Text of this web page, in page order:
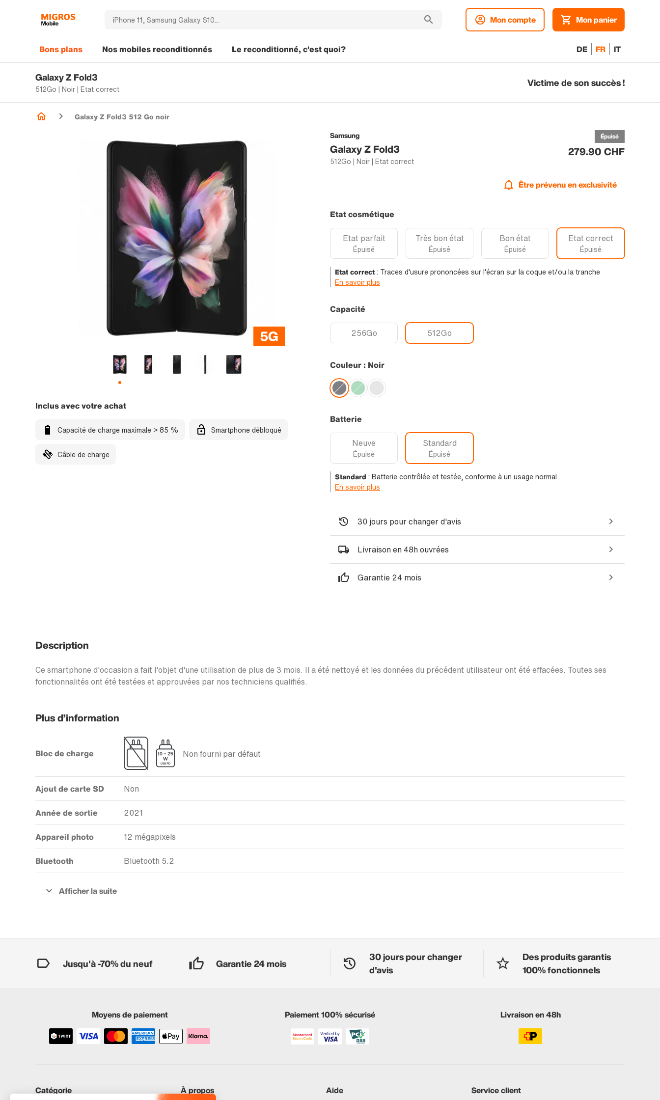
Mon compte Mon panier
DE FR IT
Bons plans Nos mobiles reconditionnés Le reconditionné, c'est quoi?
Galaxy Z Fold3
512Go | Noir | Etat correct
Victime de son succès !
Galaxy Z Fold3 512 Go noir
Samsung
Galaxy Z Fold3
512Go | Noir | Etat correct
Épuisé
Inclus avec votre achat
Capacité de charge maximale > 85 % Smartphone débloqué
Câble de charge
279.90 CHF
Être prévenu en exclusivité
Etat cosmétique
Etat parfait
Épuisé
Très bon état
Épuisé
Bon état
Épuisé
Etat correct
Épuisé
Etat correct: Traces d'usure prononcées sur l'écran sur la coque et/ou la tranche
En savoir plus
Capacité
256Go 512Go
Couleur : Noir
Batterie
Neuve
Épuisé
Standard
Épuisé
Standard : Batterie contrôlée et testée, conforme à un usage normal
En savoir plus
30 jours pour changer d'avis
Livraison en 48h ouvrées
Garantie 24 mois
Description
Ce smartphone d'occasion a fait l'objet d'une utilisation de plus de 3 mois. Il a été nettoyé et les données du précédent utilisateur ont été effacées. Toutes ses
fonctionnalités ont été testées et approuvées par nos techniciens qualifiés.
Plus d’information
Bloc de charge Non fourni par défaut
Ajout de carte SD Non
Année de sortie 2021
Appareil photo 12 mégapixels
Bluetooth Bluetooth 5.2
Jusqu'à -70% du neuf Garantie 24 mois
30 jours pour changer
d'avis
Des produits garantis
100% fonctionnels
Moyens de paiement Paiement 100% sécurisé Livraison en 48h
Catégorie À propos Aide Service client